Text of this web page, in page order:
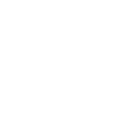
destino.